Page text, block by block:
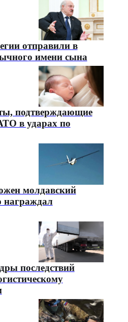
отправили в
имени сына
подтверждающие
в ударах по
молдавский
награждал
последствий